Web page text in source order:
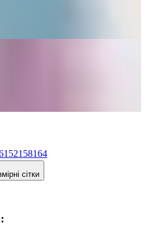
152158164
сітки